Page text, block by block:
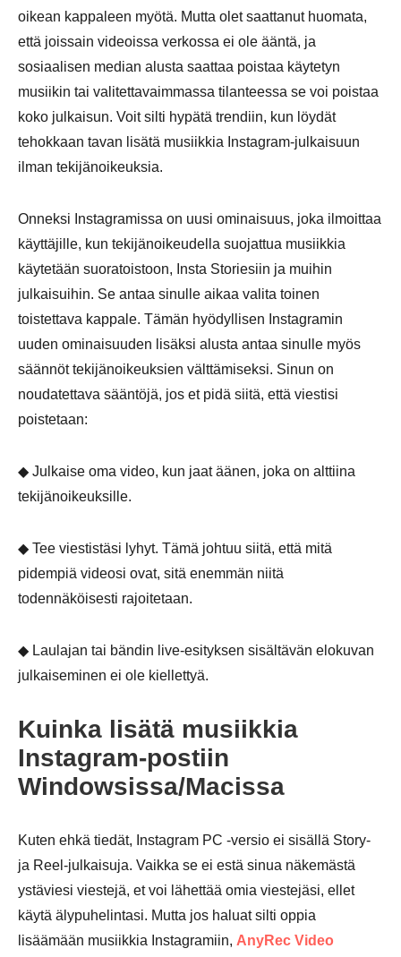
oikean kappaleen myötä. Mutta olet saattanut huomata,
että joissain videoissa verkossa ei ole ääntä, ja
sosiaalisen median alusta saattaa poistaa käytetyn
musiikin tai valitettavaimmassa tilanteessa se voi poistaa
koko julkaisun. Voit silti hypätä trendiin, kun löydät
tehokkaan tavan lisätä musiikkia Instagram-julkaisuun
ilman tekijänoikeuksia.
Onneksi Instagramissa on uusi ominaisuus, joka ilmoittaa
käyttäjille, kun tekijänoikeudella suojattua musiikkia
käytetään suoratoistoon, Insta Storiesiin ja muihin
julkaisuihin. Se antaa sinulle aikaa valita toinen
toistettava kappale. Tämän hyödyllisen Instagramin
uuden ominaisuuden lisäksi alusta antaa sinulle myös
säännöt tekijänoikeuksien välttämiseksi. Sinun on
noudatettava sääntöjä, jos et pidä siitä, että viestisi
poistetaan:
◆ Julkaise oma video, kun jaat äänen, joka on alttiina
tekijänoikeuksille.
◆ Tee viestistäsi lyhyt. Tämä johtuu siitä, että mitä
pidempiä videosi ovat, sitä enemmän niitä
todennäköisesti rajoitetaan.
◆ Laulajan tai bändin live-esityksen sisältävän elokuvan
julkaiseminen ei ole kiellettyä.
Kuinka lisätä musiikkia
Instagram-postiin
Windowsissa/Macissa
Kuten ehkä tiedät, Instagram PC -versio ei sisällä Story-
ja Reel-julkaisuja. Vaikka se ei estä sinua näkemästä
ystäviesi viestejä, et voi lähettää omia viestejäsi, ellet
käytä älypuhelintasi. Mutta jos haluat silti oppia
lisäämään musiikkia Instagramiin, AnyRec Video